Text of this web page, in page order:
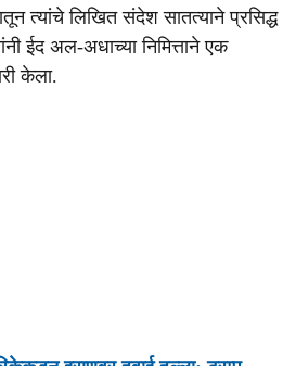
त्यांचे लिखित संदेश सातत्याने प्रसिद्ध
ईद अल-अधाच्या निमित्ताने एक
केला.